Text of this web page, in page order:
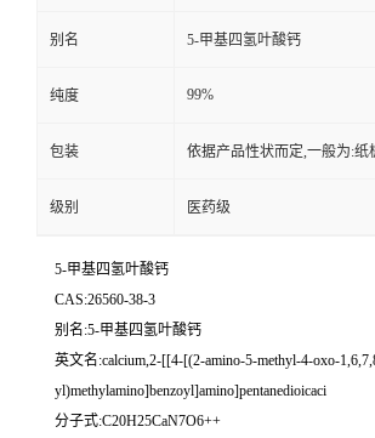
别名 5-甲基四氢叶酸钙
纯度 99%
包装 依据产品性状而定,一般为:纸
级别 医药级
5-甲基四氢叶酸钙
CAS:26560-38-3
别名:5-甲基四氢叶酸钙
英文名:calcium,2-[[4-[(2-amino-5-methyl-4-oxo-
yl)methylamino]benzoyl]amino]pentanedioicaci
分子式:C20H25CaN7O6++